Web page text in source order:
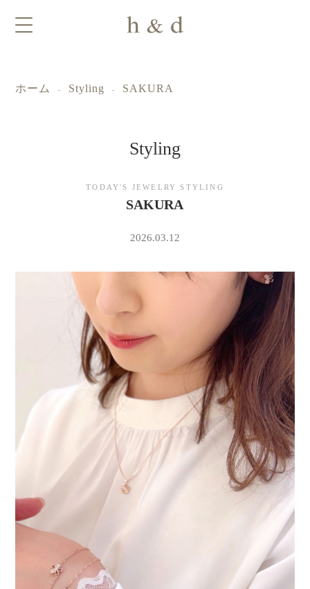
ホーム - Styling - SAKURA
Styling
ー
SAKURA
｜
TODAY'S JEWELRY STYLING
SAKURA
2026.03.12